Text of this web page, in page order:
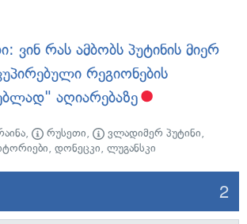
ვინ რას ამბობს პუტინის მიერ
რეგიონების
აღიარებაზე
, რუსეთი, ვლადიმერ პუტინი,
, დონეცკი, ლუგანსკი
2